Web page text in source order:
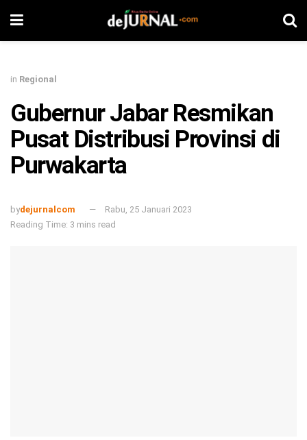
in Regional
Gubernur Jabar Resmikan
Pusat Distribusi Provinsi di
Purwakarta
bydejurnalcom
Rabu, 25 Januari 2023
Reading Time: 3 mins read